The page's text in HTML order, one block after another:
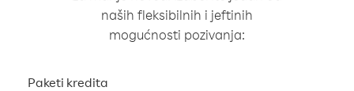
naših fleksibilnih i jeftinih
mogućnosti pozivanja:
Paketi kredita